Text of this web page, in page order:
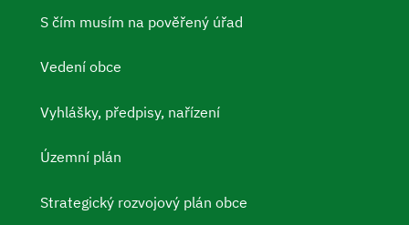
S čím musím na pověřený úřad
Vedení obce
Vyhlášky, předpisy, nařízení
Územní plán
Strategický rozvojový plán obce